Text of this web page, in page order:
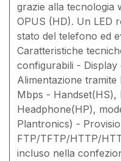
grazie alla tecnologia
OPUS (HD). Un LED
stato del telefono ed
Caratteristiche
configurabili -
Alimentazione
Mbps - Handset(HS),
Headphone(HP),
Plantronics) -
FTP/TFTP/HTTP/
incluso nella